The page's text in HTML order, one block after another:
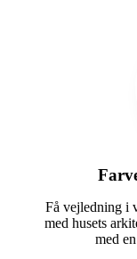
Få vejledning i
med husets
med